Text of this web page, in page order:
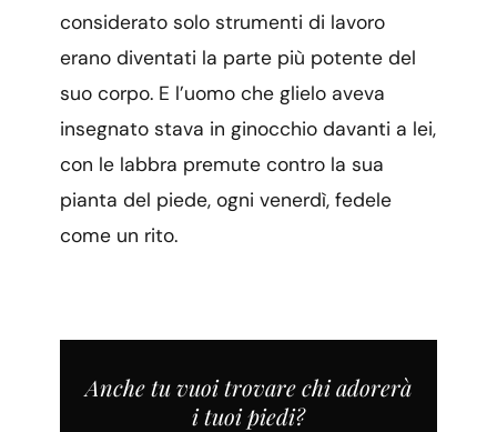
considerato solo strumenti di lavoro
erano diventati la parte più potente del
suo corpo. E l’uomo che glielo aveva
insegnato stava in ginocchio davanti a lei,
con le labbra premute contro la sua
pianta del piede, ogni venerdì, fedele
come un rito.
Anche tu vuoi trovare chi adorerà
i tuoi piedi?